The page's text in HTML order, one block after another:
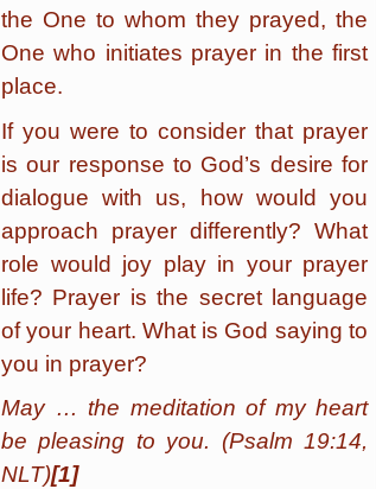
the One to whom they prayed, the
One who initiates prayer in the first
place.
If you were to consider that prayer
is our response to God’s desire for
dialogue with us, how would you
approach prayer differently? What
role would joy play in your prayer
life? Prayer is the secret language
of your heart. What is God saying to
you in prayer?
May … the meditation of my heart
be pleasing to you. (Psalm 19:14,
NLT)[1]